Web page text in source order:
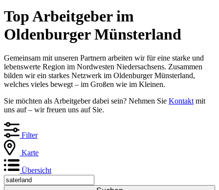
Top Arbeitgeber im
Oldenburger Münsterland
Gemeinsam mit unseren Partnern arbeiten wir für eine starke und
lebenswerte Region im Nordwesten Niedersachsens. Zusammen
bilden wir ein starkes Netzwerk im Oldenburger Münsterland,
welches vieles bewegt – im Großen wie im Kleinen.
Sie möchten als Arbeitgeber dabei sein? Nehmen Sie Kontakt mit
uns auf – wir freuen uns auf Sie.
Filter
Karte
Übersicht